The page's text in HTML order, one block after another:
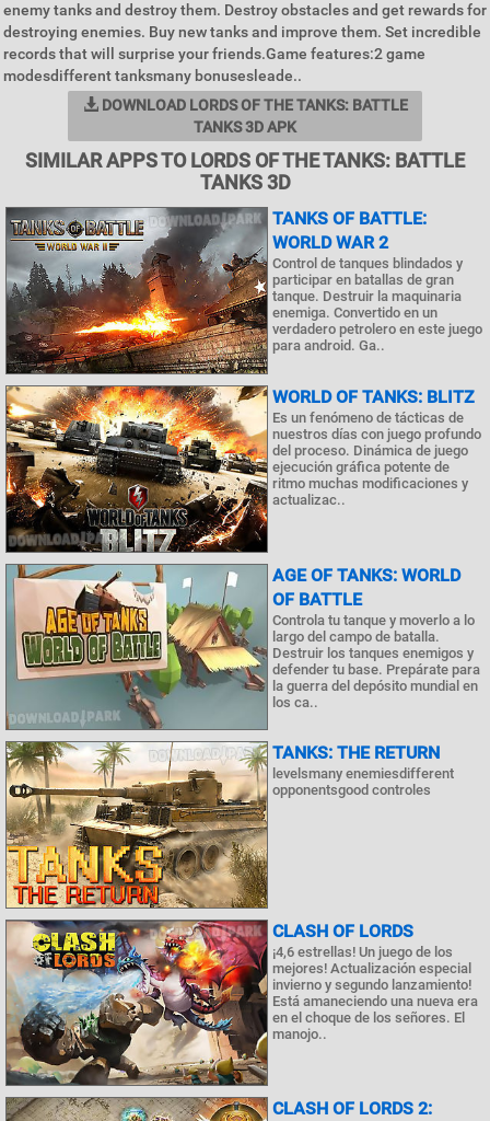
enemy tanks and destroy them. Destroy obstacles and get rewards for
destroying enemies. Buy new tanks and improve them. Set incredible
records that will surprise your friends.Game features:2 game
modesdifferent tanksmany bonusesleade..
DOWNLOAD LORDS OF THE TANKS: BATTLE
TANKS 3D APK
SIMILAR APPS TO LORDS OF THE TANKS: BATTLE
TANKS 3D
TANKS OF BATTLE:
WORLD WAR 2
Control de tanques blindados y
participar en batallas de gran
tanque. Destruir la maquinaria
enemiga. Convertido en un
verdadero petrolero en este juego
para android. Ga..
WORLD OF TANKS: BLITZ
Es un fenómeno de tácticas de
nuestros días con juego profundo
del proceso. Dinámica de juego
ejecución gráfica potente de
ritmo muchas modificaciones y
actualizac..
AGE OF TANKS: WORLD
OF BATTLE
Controla tu tanque y moverlo a lo
largo del campo de batalla.
Destruir los tanques enemigos y
defender tu base. Prepárate para
la guerra del depósito mundial en
los ca..
TANKS: THE RETURN
levelsmany enemiesdifferent
opponentsgood controles
CLASH OF LORDS
¡4,6 estrellas! Un juego de los
mejores! Actualización especial
invierno y segundo lanzamiento!
Está amaneciendo una nueva era
en el choque de los señores. El
manojo..
CLASH OF LORDS 2: